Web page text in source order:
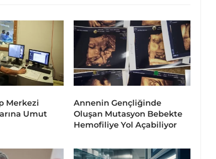
Merkezi
Umut
Annenin Gençliğinde
Oluşan Mutasyon Bebekte
Hemofiliye Yol Açabiliyor